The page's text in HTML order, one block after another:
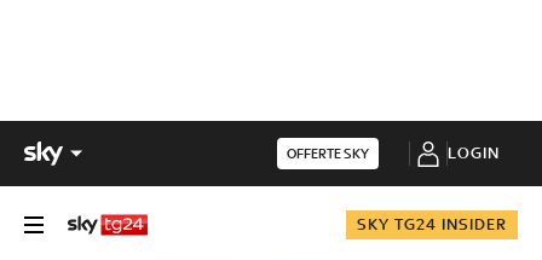
OFFERTE SKY LOGIN
SKY TG24 INSIDER